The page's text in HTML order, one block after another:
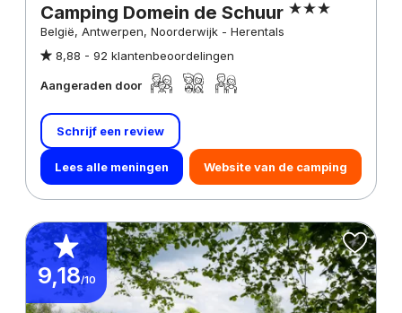
Camping Domein de Schuur
België, Antwerpen, Noorderwijk - Herentals
8,88 - 92 klantenbeoordelingen
Aangeraden door
Schrijf een review
Lees alle meningen Website van de camping
9,18/10